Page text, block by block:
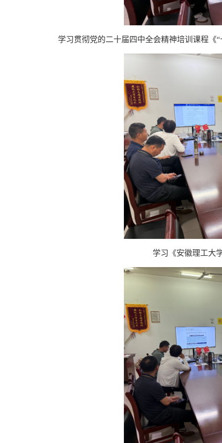
学习贯彻党的二十届四中全会精神培训课程《
学习《安徽理工大